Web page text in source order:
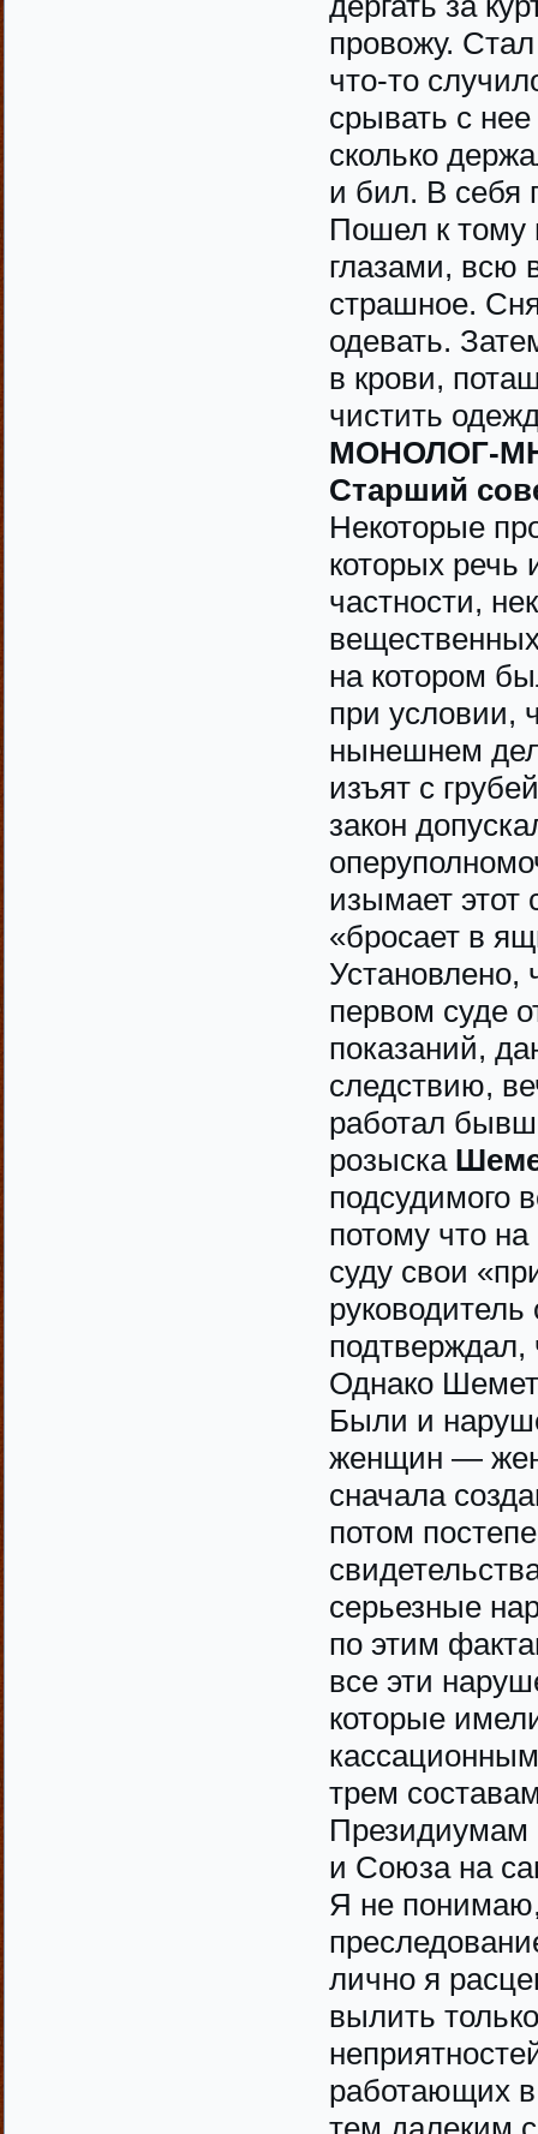
провожу.
что-то
срывать с
сколько
и бил. В себя
Пошел к тому
глазами, всю
страшное.
одевать.
в крови,
чистить
МОНОЛОГ-
Старший
Некоторые
которых речь
частности,
на котором
при условии,
нынешнем
изъят с
закон
изымает этот
«бросает в
Установлено,
первом суде
показаний,
следствию,
работал
розыска
подсудимого
потому что
суду свои
подтверждал,
Однако
Были и
женщин —
сначала
потом
серьезные
по этим
все эти
которые
трем
Президиумам
и Союза на
Я не
лично я
вылить
работающих в